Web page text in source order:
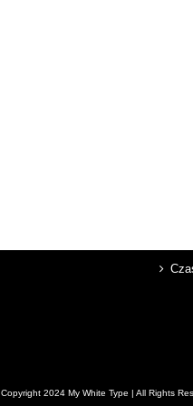
Copyright 2024 My White Type | All Rights